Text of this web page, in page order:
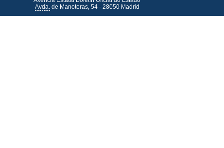
Avda.de Manoteras, 54 - 28050 Madrid